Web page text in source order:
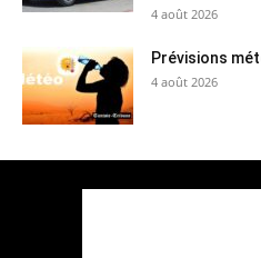
4 août 2026
Prévisions
4 août 2026